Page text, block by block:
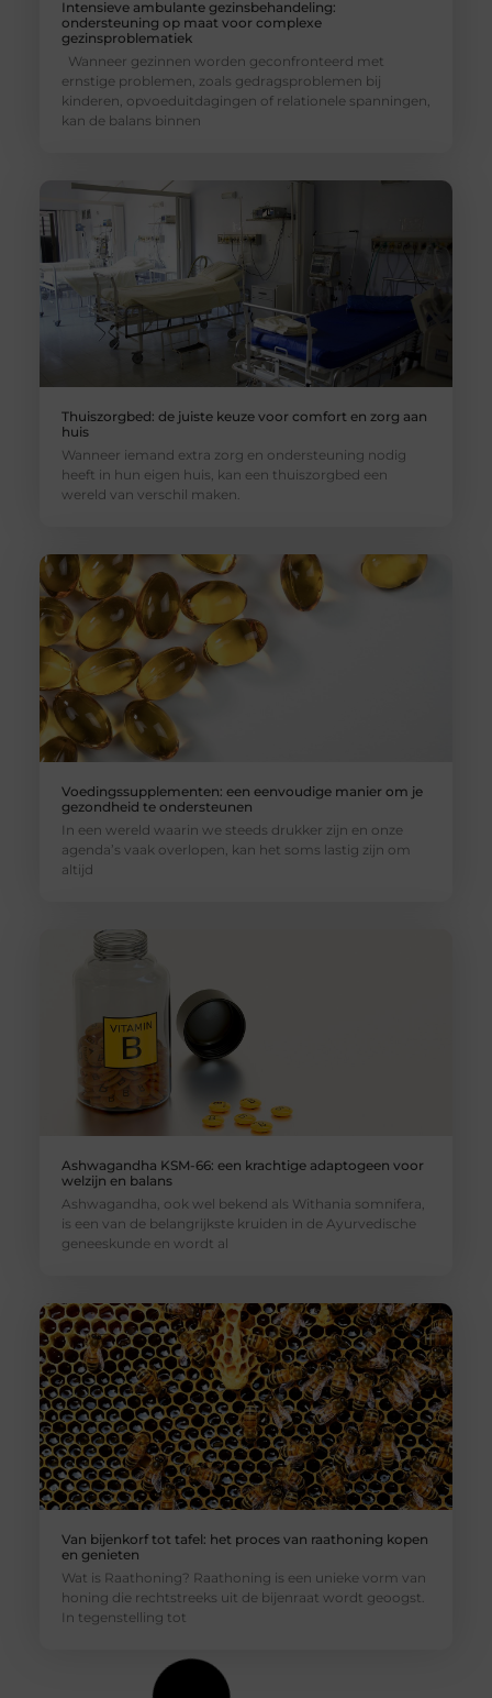
Intensieve ambulante gezinsbehandeling:
ondersteuning op maat voor complexe
gezinsproblematiek
Wanneer gezinnen worden geconfronteerd met
ernstige problemen, zoals gedragsproblemen bij
kinderen, opvoeduitdagingen of relationele spanningen,
kan de balans binnen
Thuiszorgbed: de juiste keuze voor comfort en zorg aan
huis
Wanneer iemand extra zorg en ondersteuning nodig
heeft in hun eigen huis, kan een thuiszorgbed een
wereld van verschil maken.
Voedingssupplementen: een eenvoudige manier om je
gezondheid te ondersteunen
In een wereld waarin we steeds drukker zijn en onze
agenda’s vaak overlopen, kan het soms lastig zijn om
altijd
Ashwagandha KSM-66: een krachtige adaptogeen voor
welzijn en balans
Ashwagandha, ook wel bekend als Withania somnifera,
is een van de belangrijkste kruiden in de Ayurvedische
geneeskunde en wordt al
Van bijenkorf tot tafel: het proces van raathoning kopen
en genieten
Wat is Raathoning? Raathoning is een unieke vorm van
honing die rechtstreeks uit de bijenraat wordt geoogst.
In tegenstelling tot